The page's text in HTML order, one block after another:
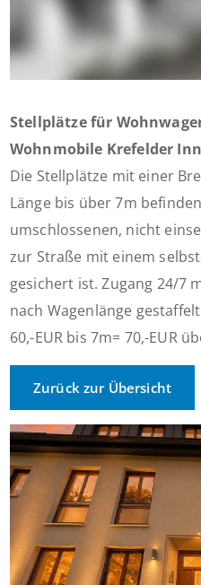
Stellplätze für
Wohnmobile Krefelder
Die Stellplätze mit einer
Länge bis über 7m
umschlossenen, nicht
zur Straße mit einem
gesichert ist. Zugang 24/7
nach Wagenlänge
60,-EUR bis 7m= 70,-EUR
Zurück zur Übersicht